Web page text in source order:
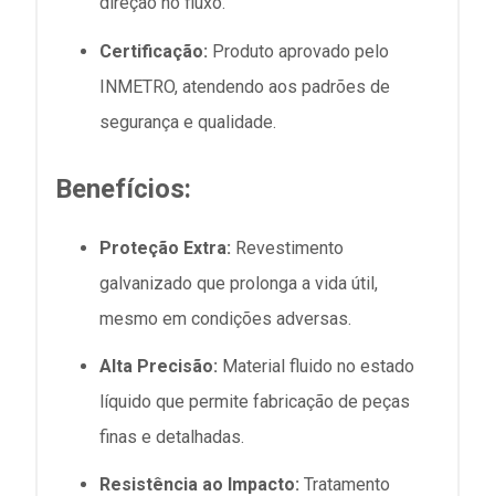
Certificação: Produto aprovado pelo
INMETRO, atendendo aos padrões de
segurança e qualidade.
Benefícios:
Proteção Extra: Revestimento
galvanizado que prolonga a vida útil,
mesmo em condições adversas.
Alta Precisão: Material fluido no estado
líquido que permite fabricação de peças
finas e detalhadas.
Resistência ao Impacto: Tratamento